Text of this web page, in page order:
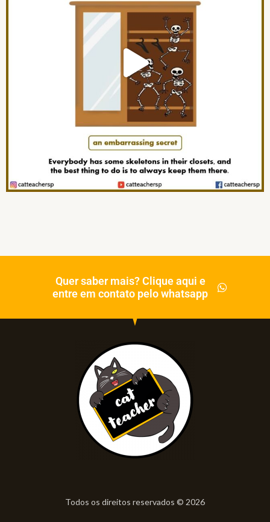
Quer saber mais? Clique aqui e
entre em contato pelo whatsapp
Todos os direitos reservados © 2026